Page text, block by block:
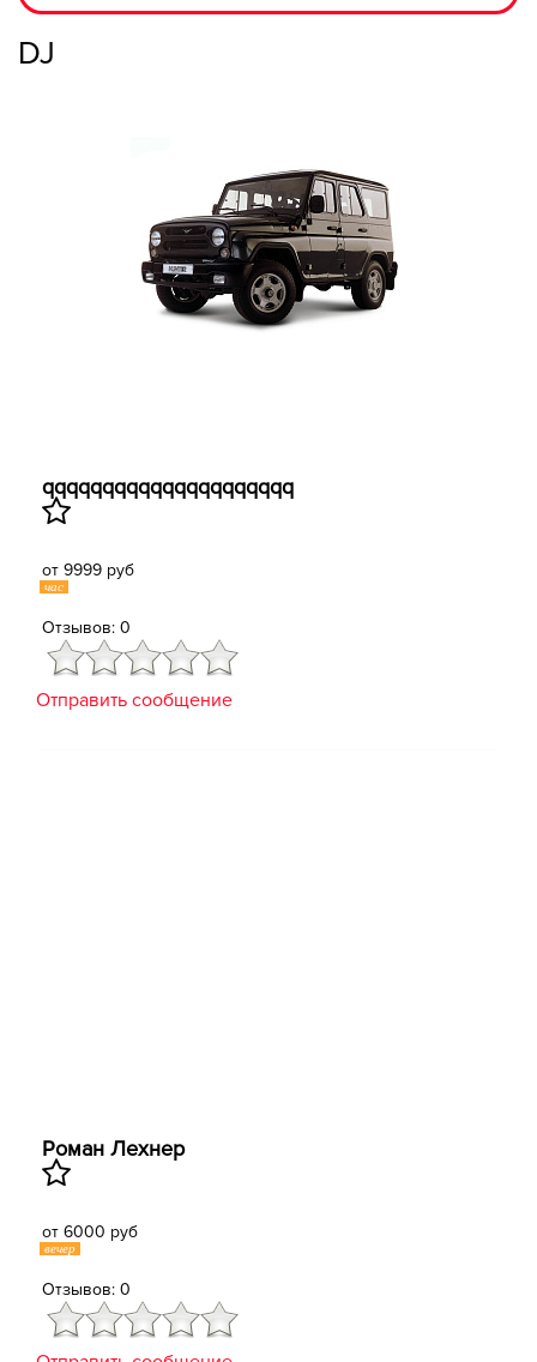
DJ
qqqqqqqqqqqqqqqqqqqqq
от 9999 руб
час
Отзывов: 0
Отправить сообщение
Роман Лехнер
от 6000 руб
вечер
Отзывов: 0